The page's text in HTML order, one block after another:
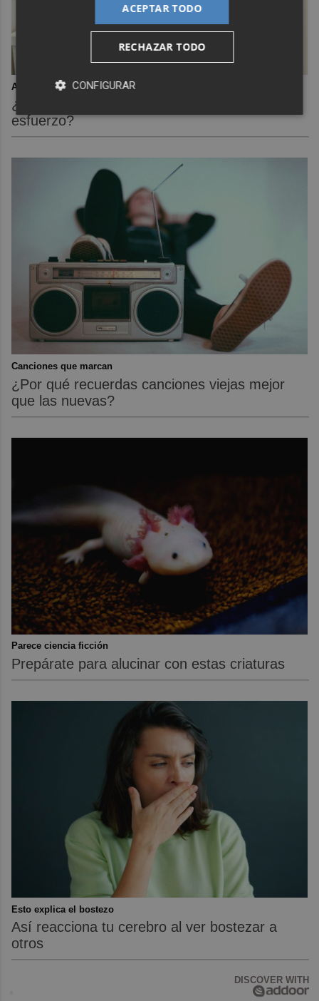
Adiós a la cal del baño
¿Y si pudieras eliminar la cal del baño sin
esfuerzo?
Canciones que marcan
¿Por qué recuerdas canciones viejas mejor
que las nuevas?
Parece ciencia ficción
Prepárate para alucinar con estas criaturas
Esto explica el bostezo
Así reacciona tu cerebro al ver bostezar a
otros
DISCOVER WITH
ACEPTAR TODO
RECHAZAR TODO
CONFIGURAR